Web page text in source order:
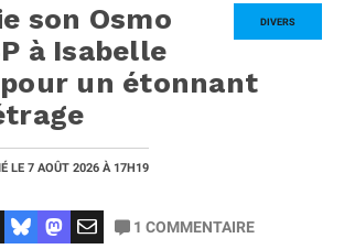
DIVERS
son Osmo
à Isabelle
un étonnant
LE 7 AOÛT 2026 À 17H19
1 COMMENTAIRE